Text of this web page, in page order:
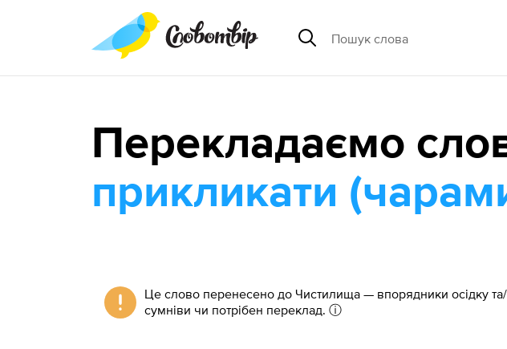
Перекладаємо
прикликати
Це слово перенесено до Чистилища — впорядники осідку
сумніви чи потрібен переклад.ⓘ